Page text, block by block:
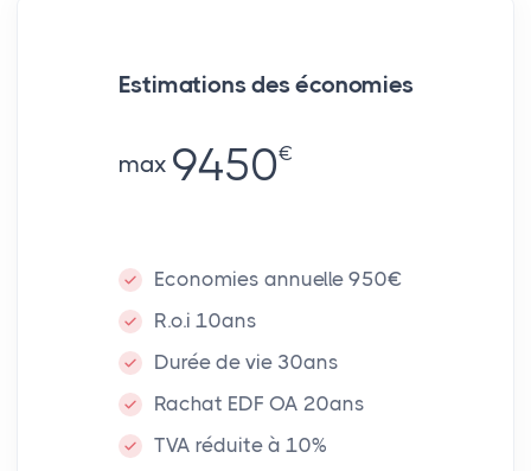
Estimations des économies
max 9450€
Economies annuelle 950€
R.o.i 10ans
Durée de vie 30ans
Rachat EDF OA 20ans
TVA réduite à 10%